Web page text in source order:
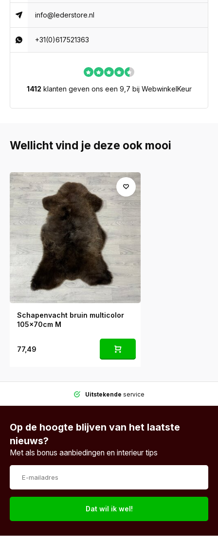
info@lederstore.nl
+31(0)617521363
1412 klanten geven ons een 9,7 bij WebwinkelKeur
Wellicht vind je deze ook mooi
Schapenvacht bruin multicolor
105x70cm M
77,49
Uitstekende service
Op de hoogte blijven van het laatste
nieuws?
Met als bonus aanbiedingen en interieur tips
Dat wil ik wel!